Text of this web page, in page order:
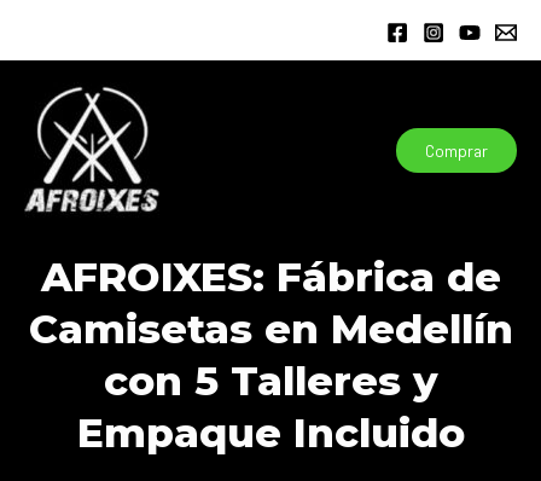
contenido
Comprar
AFROIXES: Fábrica de
Camisetas en Medellín
con 5 Talleres y
Empaque Incluido